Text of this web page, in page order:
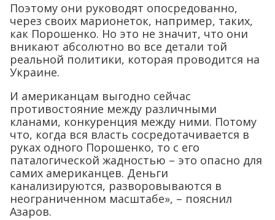
Поэтому они руководят опосредованно,
через своих марионеток, например, таких,
как Порошенко. Но это не значит, что они
вникают абсолютно во все детали той
реальной политики, которая проводится на
Украине.
И американцам выгодно сейчас
противостояние между различными
кланами, конкуренция между ними. Потому
что, когда вся власть сосредотачивается в
руках одного Порошенко, то с его
паталогической жадностью – это опасно для
самих американцев. Деньги
канализируются, разворовываются в
неограниченном масштабе», – пояснил
Азаров.